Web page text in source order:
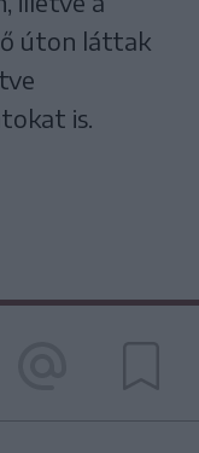
úton láttak
is.